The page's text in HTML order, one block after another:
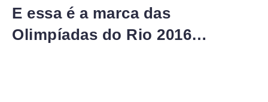
E essa é a marca das
Olimpíadas do Rio 2016…